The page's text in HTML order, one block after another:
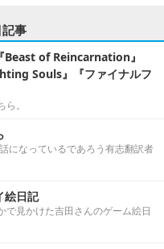
事
Beast of Reincarnation』
Souls』『ファイナルフ
。
になっているであろう有志翻訳者
絵日記
で見かけた吉田さんのゲーム絵日